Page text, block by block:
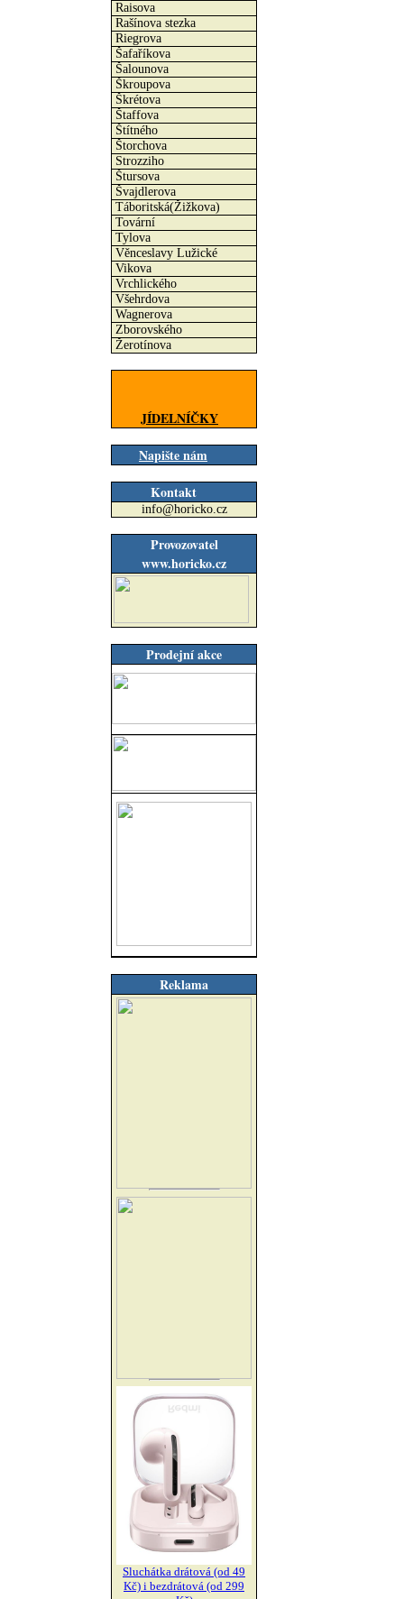
Raisova
Rašínova stezka
Riegrova
Šafaříkova
Šalounova
Škroupova
Škrétova
Štaffova
Štítného
Štorchova
Strozziho
Štursova
Švajdlerova
Táboritská(Žižkova)
Tovární
Tylova
Věnceslavy Lužické
Vikova
Vrchlického
Všehrdova
Wagnerova
Zborovského
Žerotínova
JÍDELNÍČKY
Napište nám
Kontakt
info@horicko.cz
Provozovatel
www.horicko.cz
Prodejní akce
Reklama
Sluchátka drátová (od 49
Kč) i bezdrátová (od 299